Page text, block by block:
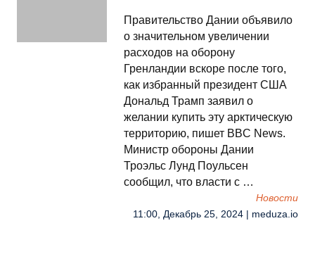
Правительство Дании объявило
о значительном увеличении
расходов на оборону
Гренландии вскоре после того,
как избранный президент США
Дональд Трамп заявил о
желании купить эту арктическую
территорию, пишет BBC News.
Министр обороны Дании
Троэльс Лунд Поульсен
сообщил, что власти с …
Новости
11:00, Декабрь 25, 2024 | meduza.io